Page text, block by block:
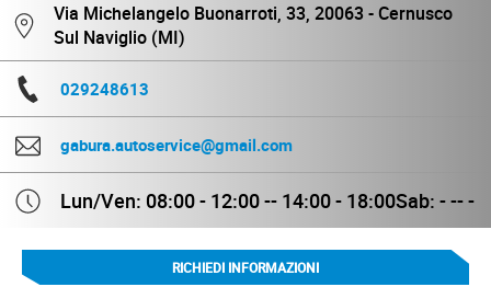
Via Michelangelo Buonarroti, 33, 20063 - Cernusco
Sul Naviglio (MI)
029248613
gabura.autoservice@gmail.com
Lun/Ven: 08:00 - 12:00 -- 14:00 - 18:00Sab: - -- -
RICHIEDI INFORMAZIONI